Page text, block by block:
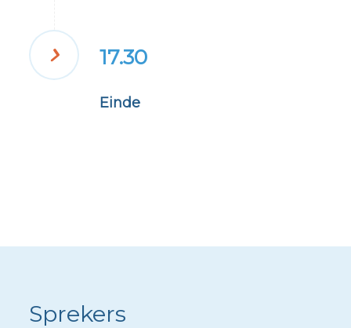
17.30
Einde
Sprekers